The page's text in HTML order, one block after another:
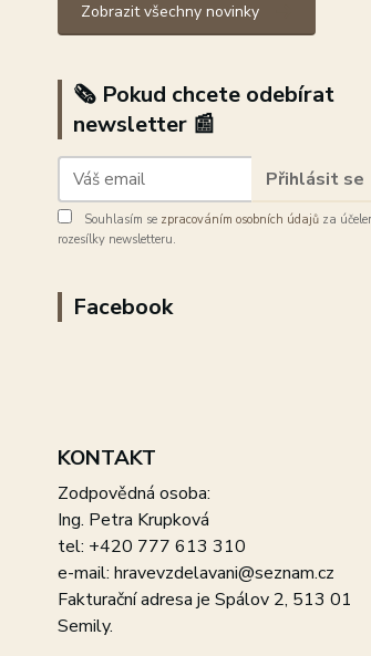
Zobrazit všechny novinky
🗞️ Pokud chcete odebírat
newsletter 📰
Přihlásit se
Souhlasím se zpracováním osobních údajů za
rozesílky newsletteru.
Facebook
KONTAKT
Zodpovědná osoba:
Ing. Petra Krupková
tel: +420 777 613 310
e-mail: hravevzdelavani@seznam.cz
Fakturační adresa je Spálov 2, 513 01
Semily.